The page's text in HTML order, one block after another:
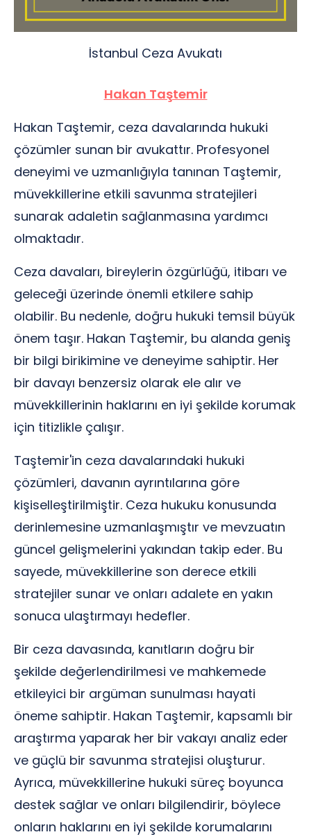
İstanbul Ceza Avukatı
Hakan Taştemir
Hakan Taştemir, ceza davalarında hukuki
çözümler sunan bir avukattır. Profesyonel
deneyimi ve uzmanlığıyla tanınan Taştemir,
müvekkillerine etkili savunma stratejileri
sunarak adaletin sağlanmasına yardımcı
olmaktadır.
Ceza davaları, bireylerin özgürlüğü, itibarı ve
geleceği üzerinde önemli etkilere sahip
olabilir. Bu nedenle, doğru hukuki temsil büyük
önem taşır. Hakan Taştemir, bu alanda geniş
bir bilgi birikimine ve deneyime sahiptir. Her
bir davayı benzersiz olarak ele alır ve
müvekkillerinin haklarını en iyi şekilde korumak
için titizlikle çalışır.
Taştemir'in ceza davalarındaki hukuki
çözümleri, davanın ayrıntılarına göre
kişiselleştirilmiştir. Ceza hukuku konusunda
derinlemesine uzmanlaşmıştır ve mevzuatın
güncel gelişmelerini yakından takip eder. Bu
sayede, müvekkillerine son derece etkili
stratejiler sunar ve onları adalete en yakın
sonuca ulaştırmayı hedefler.
Bir ceza davasında, kanıtların doğru bir
şekilde değerlendirilmesi ve mahkemede
etkileyici bir argüman sunulması hayati
öneme sahiptir. Hakan Taştemir, kapsamlı bir
araştırma yaparak her bir vakayı analiz eder
ve güçlü bir savunma stratejisi oluşturur.
Ayrıca, müvekkillerine hukuki süreç boyunca
destek sağlar ve onları bilgilendirir, böylece
onların haklarını en iyi şekilde korumalarını